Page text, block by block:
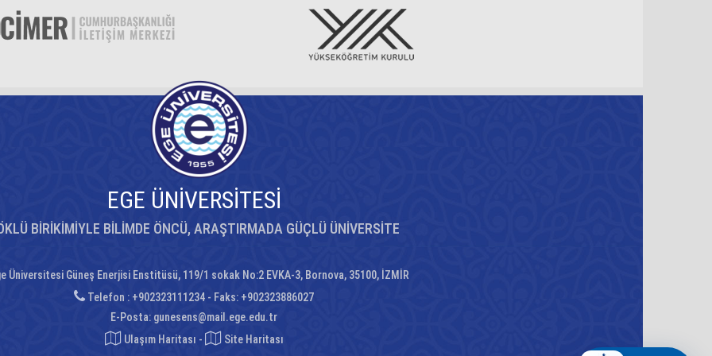
EGE ÜNİVERSİTESİ
BİRİKİMİYLE BİLİMDE ÖNCÜ, ARAŞTIRMADA GÜÇLÜ ÜNİVERSİTE
Üniversitesi Güneş Enerjisi Enstitüsü, 119/1 sokak No:2 EVKA-3, Bornova, 35100, İZMİR
Telefon : +902323111234 - Faks: +902323886027
E-Posta: gunesens@mail.ege.edu.tr
Ulaşım Haritası - Site Haritası